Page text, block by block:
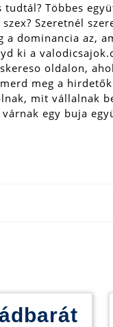
tudtál? Többes
Szeretnél
a dominancia az,
ki a
oldalon,
meg a
mit vállalnak
egy buja